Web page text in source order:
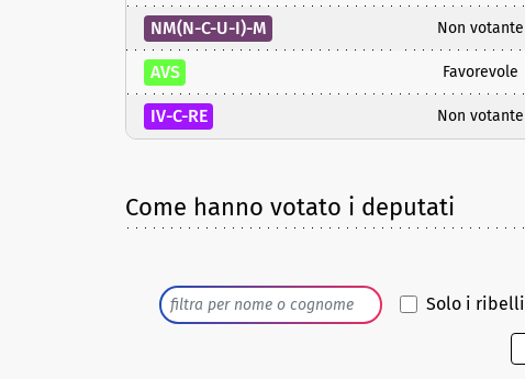
NM(N-C-U-I)-M Non votante
AVS Favorevole
IV-C-RE Non votante
Come hanno votato i deputati
Solo i ribelli